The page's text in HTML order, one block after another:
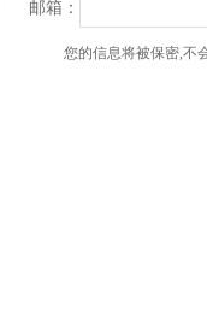
邮箱：
您的信息将被保密,不